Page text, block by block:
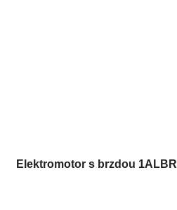
Elektromotor s brzdou 1ALBR